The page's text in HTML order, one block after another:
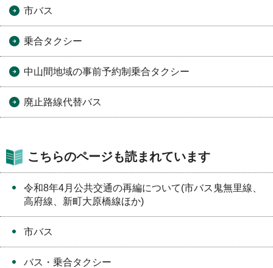
市バス
乗合タクシー
中山間地域の事前予約制乗合タクシー
廃止路線代替バス
こちらのページも読まれています
令和8年4月公共交通の再編について(市バス鬼無里線、
高府線、新町大原橋線ほか)
市バス
バス・乗合タクシー